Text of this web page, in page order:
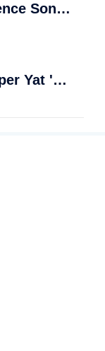
Riva'da Denizden Kayıp Gence Son Durum: Canlı Mı Ölü Mü?
Muğla Bodrum'da Lüks Süper Yat 'Golden Odyssey' Demirledi